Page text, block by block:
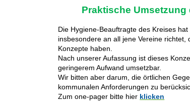
Praktische Umsetzung
Die Hygiene-Beauftragte des Kreises
insbesondere an all jene Vereine
Konzepte haben.
Nach unserer Aufassung ist dieses
geringerem Aufwand umsetzbar.
Wir bitten aber darum, die örtlichen
kommunalen Anforderungen zu
Zum one-pager bitte hier klicken